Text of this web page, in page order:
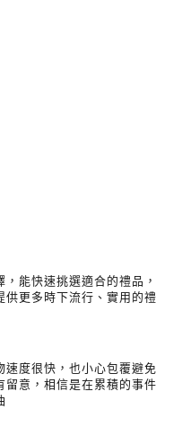
能快速挑選適合的禮品，
供更多時下流行、實用的禮
速度很快，也小心包覆避免
留意，相信是在累積的事件